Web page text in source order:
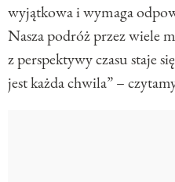
wyjątkowa i wymaga
Nasza podróż przez wiele
z perspektywy czasu staje
jest każda chwila” –